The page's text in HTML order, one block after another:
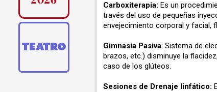
Carboxiterapia: Es un
través del uso de pequeñas
envejecimiento corporal y facial,
Gimnasia Pasiva: Sistema de
brazos, etc.) disminuye la
caso de los glúteos.
Sesiones de Drenaje linfático: